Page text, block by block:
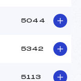
5044
5342
5113